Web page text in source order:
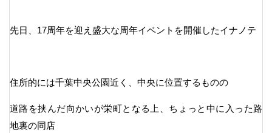
先日、17周年を迎え盛大な周年イベントを開催したイナノテ
住所的には千葉中央公園近く、中央に位置するものの
道路を挟んだ向かいが栄町となる上、ちょっと中に入った路
地裏の同店